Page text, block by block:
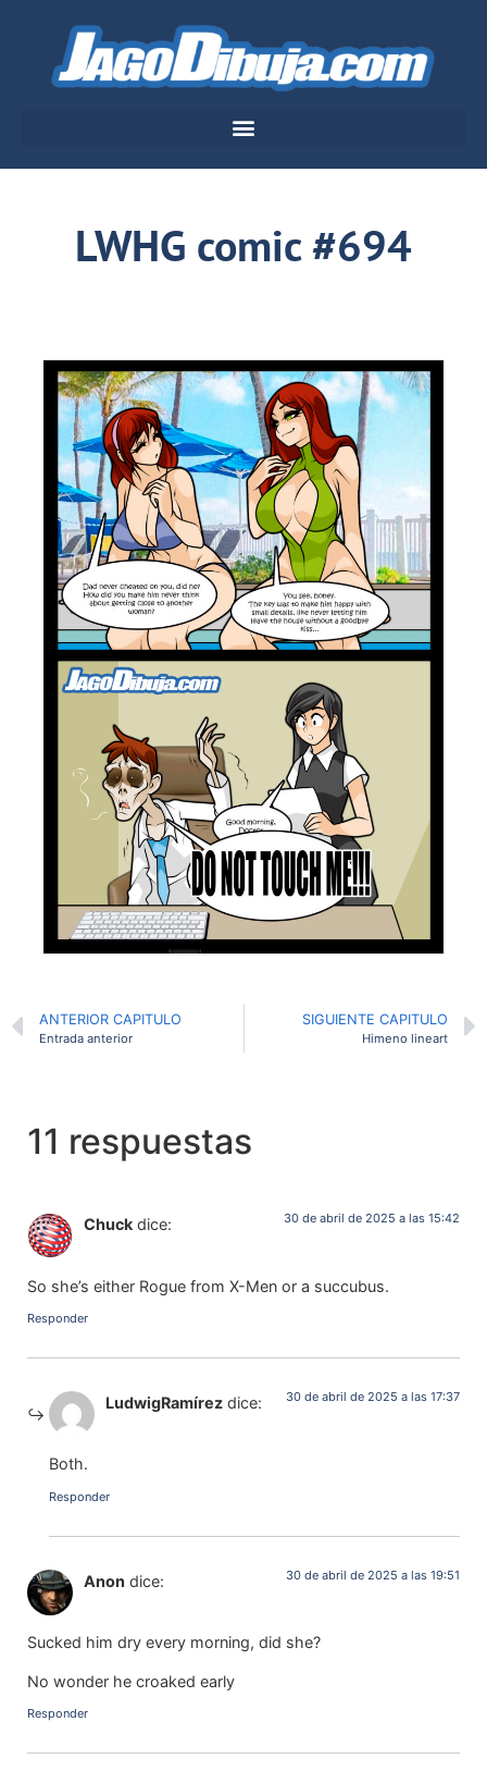
LWHG comic #694
ANTERIOR CAPITULO
Entrada anterior
SIGUIENTE CAPITULO
Himeno lineart
11 respuestas
Chuck dice: 30 de abril de 2025 a las 15:42
So she’s either Rogue from X-Men or a succubus.
Responder
LudwigRamírez dice: 30 de abril de 2025 a las 17:37
Both.
Responder
Anon dice: 30 de abril de 2025 a las 19:51
Sucked him dry every morning, did she?
No wonder he croaked early
Responder